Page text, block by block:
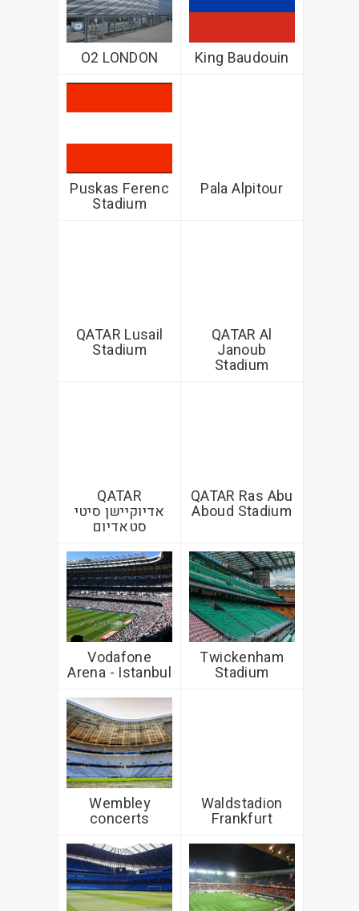
King Baudouin
O2 LONDON
Pala Alpitour
Puskas Ferenc
Stadium
QATAR Al
Janoub
Stadium
QATAR Lusail
Stadium
QATAR Ras Abu
Aboud Stadium
QATAR
אדיוקיישן סיטי
סטאדיום
Twickenham
Stadium
Vodafone
Arena - Istanbul
Waldstadion
Frankfurt
Wembley
concerts